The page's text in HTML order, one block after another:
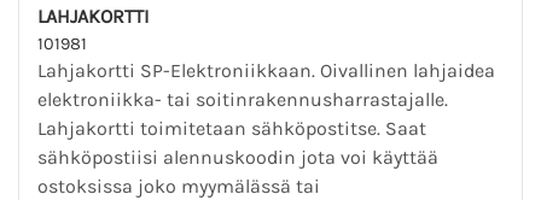
LAHJAKORTTI
101981
Lahjakortti SP-Elektroniikkaan. Oivallinen lahjaidea
elektroniikka- tai soitinrakennusharrastajalle.
Lahjakortti toimitetaan sähköpostitse. Saat
sähköpostiisi alennuskoodin jota voi käyttää
ostoksissa joko myymälässä tai